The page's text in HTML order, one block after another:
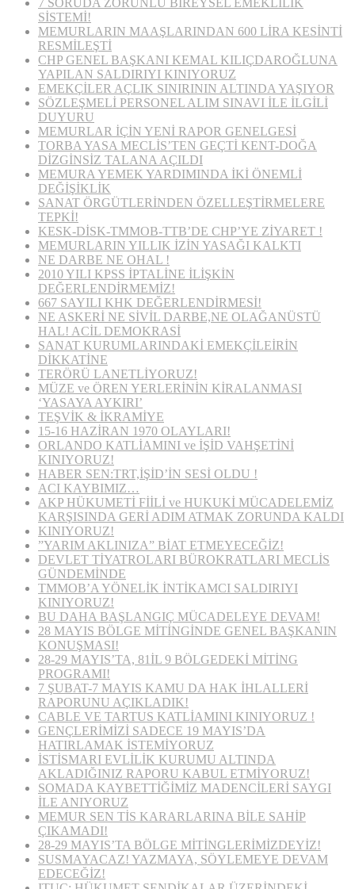
7 SORUDA ZORUNLU BİREYSEL EMEKLİLİK
SİSTEMİ!
MEMURLARIN MAAŞLARINDAN 600 LİRA KESİNTİ
RESMİLEŞTİ
CHP GENEL BAŞKANI KEMAL KILIÇDAROĞLUNA
YAPILAN SALDIRIYI KINIYORUZ
EMEKÇİLER AÇLIK SINIRININ ALTINDA YAŞIYOR
SÖZLEŞMELİ PERSONEL ALIM SINAVI İLE İLGİLİ
DUYURU
MEMURLAR İÇİN YENİ RAPOR GENELGESİ
TORBA YASA MECLİS’TEN GEÇTİ KENT-DOĞA
DİZGİNSİZ TALANA AÇILDI
MEMURA YEMEK YARDIMINDA İKİ ÖNEMLİ
DEĞİŞİKLİK
SANAT ÖRGÜTLERİNDEN ÖZELLEŞTİRMELERE
TEPKİ!
KESK-DİSK-TMMOB-TTB’DE CHP’YE ZİYARET !
MEMURLARIN YILLIK İZİN YASAĞI KALKTI
NE DARBE NE OHAL !
2010 YILI KPSS İPTALİNE İLİŞKİN
DEĞERLENDİRMEMİZ!
667 SAYILI KHK DEĞERLENDİRMESİ!
NE ASKERİ NE SİVİL DARBE,NE OLAĞANÜSTÜ
HAL! ACİL DEMOKRASİ
SANAT KURUMLARINDAKİ EMEKÇİLEİRİN
DİKKATİNE
TERÖRÜ LANETLİYORUZ!
MÜZE ve ÖREN YERLERİNİN KİRALANMASI
‘YASAYA AYKIRI’
TEŞVİK & İKRAMİYE
15-16 HAZİRAN 1970 OLAYLARI!
ORLANDO KATLİAMINI ve İŞİD VAHŞETİNİ
KINIYORUZ!
HABER SEN:TRT,İŞİD’İN SESİ OLDU !
ACI KAYBIMIZ…
AKP HÜKUMETİ FİİLİ ve HUKUKİ MÜCADELEMİZ
KARŞISINDA GERİ ADIM ATMAK ZORUNDA KALDI
KINIYORUZ!
”YARIM AKLINIZA” BİAT ETMEYECEĞİZ!
DEVLET TİYATROLARI BÜROKRATLARI MECLİS
GÜNDEMİNDE
TMMOB’A YÖNELİK İNTİKAMCI SALDIRIYI
KINIYORUZ!
BU DAHA BAŞLANGIÇ MÜCADELEYE DEVAM!
28 MAYIS BÖLGE MİTİNGİNDE GENEL BAŞKANIN
KONUŞMASI!
28-29 MAYIS’TA, 81İL 9 BÖLGEDEKİ MİTİNG
PROGRAMI!
7 ŞUBAT-7 MAYIS KAMU DA HAK İHLALLERİ
RAPORUNU AÇIKLADIK!
CABLE VE TARTUS KATLİAMINI KINIYORUZ !
GENÇLERİMİZİ SADECE 19 MAYIS’DA
HATIRLAMAK İSTEMİYORUZ
İSTİSMARI EVLİLİK KURUMU ALTINDA
AKLADIĞINIZ RAPORU KABUL ETMİYORUZ!
SOMADA KAYBETTİĞİMİZ MADENCİLERİ SAYGI
İLE ANIYORUZ
MEMUR SEN TİS KARARLARINA BİLE SAHİP
ÇIKAMADI!
28-29 MAYIS’TA BÖLGE MİTİNGLERİMİZDEYİZ!
SUSMAYACAZ! YAZMAYA, SÖYLEMEYE DEVAM
EDECEĞİZ!